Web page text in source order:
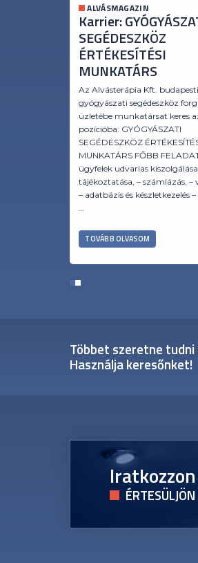
ALVÁSMAGAZIN
Karrier:
SEGÉDESZKÖZ
ÉRTÉKESÍTÉSI
MUNKATÁRS
Az Alvásterápia Kft. budapesti
gyógyászati segédeszköz
üzletébe munkatársat keres
pozícióba: GYÓGYÁSZATI
SEGÉDESZKÖZ
MUNKATÁRS FŐBB
ügyfelek udvarias kiszolgálása,
tájékoztatása, – számlázás, –
– adatbázis és készletkezelés
TOVÁBB OLVASOM
12
Többet szeretne tudni
Használja keresőnket!